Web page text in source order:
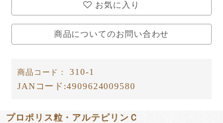
お気に入り
商品についてのお問い合わせ
商品コード：
310-1
JANコード:4909624009580
プロポリス粒・アルテピリンＣ